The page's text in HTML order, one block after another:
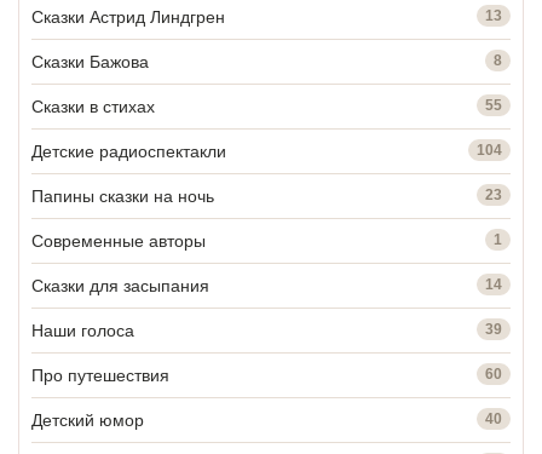
Сказки Астрид Линдгрен 13
Сказки Бажова 8
Сказки в стихах 55
Детские радиоспектакли 104
Папины сказки на ночь 23
Современные авторы 1
Сказки для засыпания 14
Наши голоса 39
Про путешествия 60
Детский юмор 40